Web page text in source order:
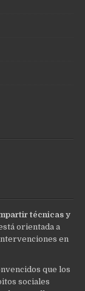
técnicas y
orientada a
en
que los
sociales